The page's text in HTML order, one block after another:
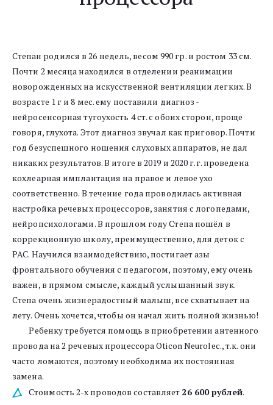
Степан родился в 26 недель, весом 990 гр. и ростом 33 см.
Почти 2 месяца находился в отделении реанимации
новорожденных на искусственной вентиляции легких. В
возрасте 1 г и 8 мес. ему поставили диагноз -
нейросенсорная тугоухость 4 ст. с обоих сторон, проще
говоря, глухота. Этот диагноз звучал как приговор. Почти
год безуспешного ношения слуховых аппаратов, не дал
никаких результатов. В итоге в 2019 и 2020 г.г. проведена
кохлеарная имплантация на правое и левое ухо
соответственно. В течение года проводилась активная
настройка речевых процессоров, занятия с логопедами,
нейропсихологами. В прошлом году Степа пошёл в
коррекционную школу, преимущественно, для деток с
РАС. Научился взаимодействию, постигает азы
фронтального обучения с педагогом, поэтому, ему очень
важен, в прямом смысле, каждый услышанный звук.
Степа очень жизнерадостный малыш, все схватывает на
лету. Очень хочется, чтобы он начал жить полной жизнью!
Ребенку требуется помощь в приобретении антенного
провода на 2 речевых процессора Oticon Neurolec., т.к. они
часто ломаются, поэтому необходима их постоянная
замена.
Стоимость 2-х проводов составляет 26 600 рублей.